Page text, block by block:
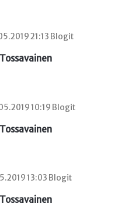
21:13 Blogit
10:19 Blogit
13:03 Blogit